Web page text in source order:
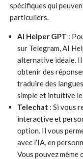
spécifiques qui
particuliers.
AI Helper GPT :
sur Telegram, AI
alternative idéale. Il
obtenir des
traduire des
simple et intuitive
Telechat : Si vous
interactive et
option. Il vous
avec l’IA, en
Vous pouvez